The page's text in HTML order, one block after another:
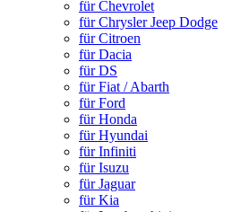
für Chevrolet
für Chrysler Jeep Dodge
für Citroen
für Dacia
für DS
für Fiat / Abarth
für Ford
für Honda
für Hyundai
für Infiniti
für Isuzu
für Jaguar
für Kia